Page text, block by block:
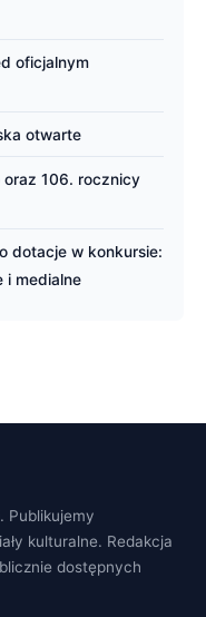
oficjalnym
otwarte
oraz 106. rocznicy
dotacje w konkursie:
i medialne
Publikujemy
kulturalne. Redakcja
dostępnych